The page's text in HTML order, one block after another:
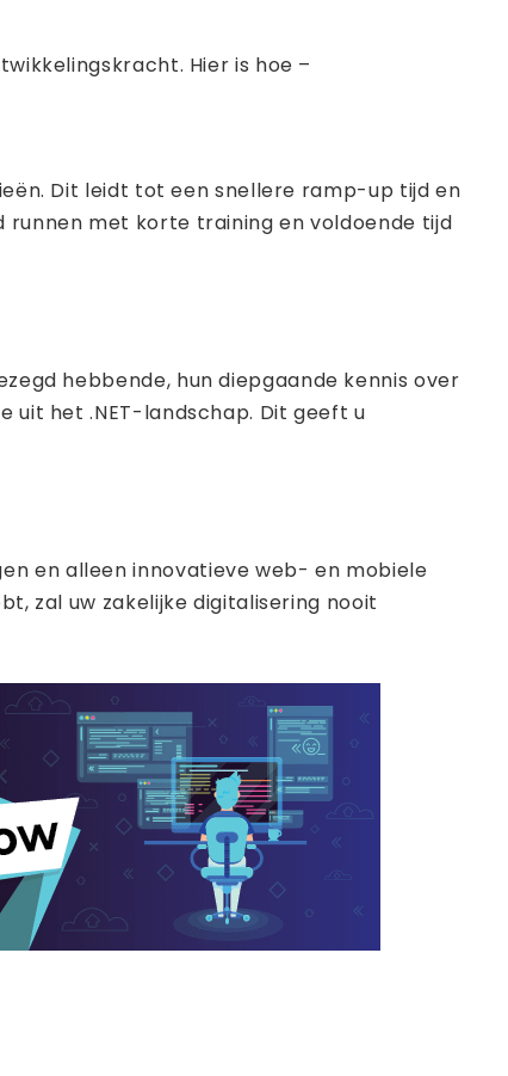
Hier is hoe –
Dit leidt tot een snellere ramp-up tijd en
runnen met korte training en voldoende tijd
hebbende, hun diepgaande kennis over
het .NET-landschap. Dit geeft u
en alleen innovatieve web- en mobiele
zal uw zakelijke digitalisering nooit